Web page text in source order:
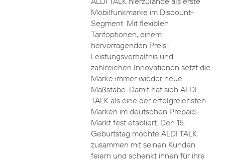
Mobilfunkmarke im Discount-
Segment. Mit flexiblen
Tarifoptionen, einem
hervorragenden Preis-
Leistungsverhältnis und
zahlreichen Innovationen setzt die
Marke immer wieder neue
Maßstäbe. Damit hat sich ALDI
TALK als eine der erfolgreichsten
Marken im deutschen Prepaid-
Markt fest etabliert. Den 15.
Geburtstag möchte ALDI TALK
zusammen mit seinen Kunden
feiern und schenkt ihnen für ihre